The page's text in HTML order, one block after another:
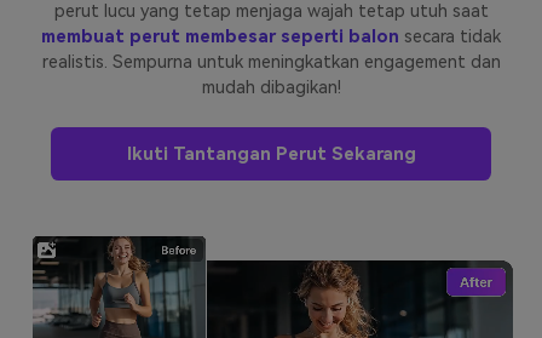
perut lucu yang tetap menjaga wajah tetap utuh saat
membuat perut membesar seperti balon secara tidak
realistis. Sempurna untuk meningkatkan engagement dan
mudah dibagikan!
Ikuti Tantangan Perut Sekarang